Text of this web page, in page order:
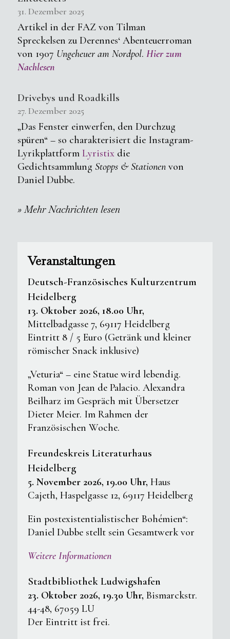
31. Dezember 2025
Artikel in der FAZ von Tilman
Spreckelsen zu Derennes‘ Abenteuerroman
von 1907 Ungeheuer am Nordpol. Hier zum
Nachlesen
Drivebys und Roadkills
27. Dezember 2025
„Das Fenster einwerfen, den Durchzug
spüren“ – so charakterisiert die Instagram-
Lyrikplattform Lyristixdie
Gedichtsammlung Stopps & Stationenvon
Daniel Dubbe.
» Mehr Nachrichten lesen
Veranstaltungen
Deutsch-Französisches Kulturzentrum
Heidelberg
13. Oktober 2026, 18.00 Uhr,
Mittelbadgasse 7, 69117 Heidelberg
Eintritt 8 / 5 Euro (Getränk und kleiner
römischer Snack inklusive)
„Veturia“ – eine Statue wird lebendig.
Roman von Jean de Palacio. Alexandra
Beilharz im Gespräch mit Übersetzer
Dieter Meier. Im Rahmen der
Französischen Woche.
Freundeskreis Literaturhaus
Heidelberg
5. November 2026, 19.00 Uhr, Haus
Cajeth, Haspelgasse 12, 69117 Heidelberg
Ein postexistentialistischer Bohémien“:
Daniel Dubbe stellt sein Gesamtwerk vor
Weitere Informationen
Stadtbibliothek Ludwigshafen
23. Oktober 2026, 19.30 Uhr, Bismarckstr.
44-48, 67059 LU
Der Eintritt ist frei.